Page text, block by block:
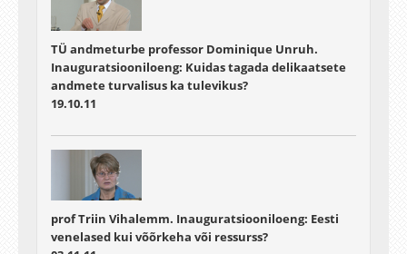
TÜ andmeturbe professor Dominique Unruh.
Inauguratsiooniloeng: Kuidas tagada delikaatsete
andmete turvalisus ka tulevikus?
19.10.11
prof Triin Vihalemm. Inauguratsiooniloeng: Eesti
venelased kui võõrkeha või ressurss?